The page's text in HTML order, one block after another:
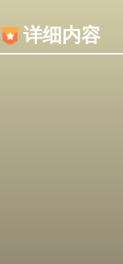
详细内容